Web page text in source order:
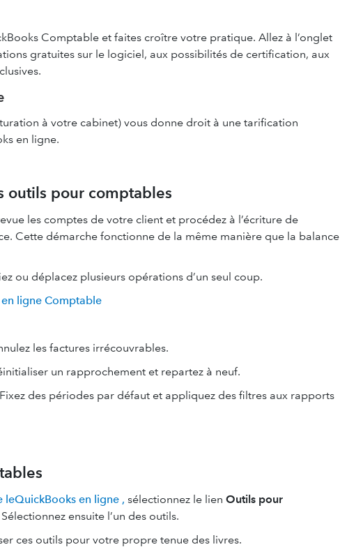
Comptable et faites croître votre pratique. Allez à l’onglet
gratuites sur le logiciel, aux possibilités de certification, aux
à votre cabinet) vous donne droit à une tarification
en ligne.
outils pour comptables
les comptes de votre client et procédez à l’écriture de
Cette démarche fonctionne de la même manière que la balance
ou déplacez plusieurs opérations d’un seul coup.
en ligne Comptable
les factures irrécouvrables.
un rapprochement et repartez à neuf.
des périodes par défaut et appliquez des filtres aux rapports
leQuickBooks en ligne , sélectionnez le lien Outils pour
ensuite l’un des outils.
ces outils pour votre propre tenue des livres.